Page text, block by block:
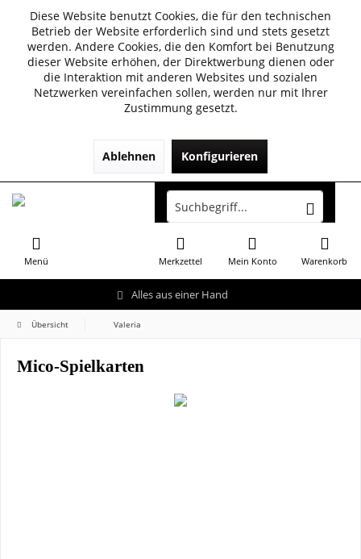
Diese Website benutzt Cookies, die für den technischen
Betrieb der Website erforderlich sind und stets gesetzt
werden. Andere Cookies, die den Komfort bei Benutzung
dieser Website erhöhen, der Direktwerbung dienen oder
die Interaktion mit anderen Websites und sozialen
Netzwerken vereinfachen sollen, werden nur mit Ihrer
Zustimmung gesetzt.
Ablehnen Konfigurieren
Alles aus einer Hand
Menü Warenkorb
Merkzettel Mein Konto
Übersicht Valeria
Mico-Spielkarten